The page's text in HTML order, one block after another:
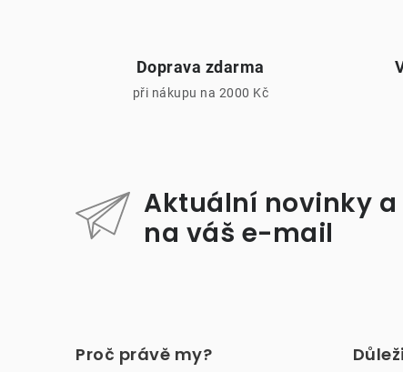
Doprava zdarma
při nákupu na 2000 Kč
Aktuální novinky a
na váš e-mail
Proč právě my?